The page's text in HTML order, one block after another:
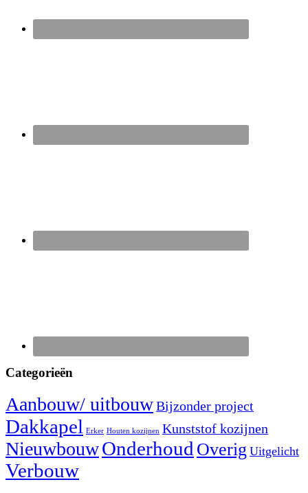
Categorieën
Aanbouw/ uitbouwBijzonder project
Dakkapel Erker Houten kozijnen Kunststof kozijnen
NieuwbouwOnderhoud Overig Uitgelicht
Verbouw